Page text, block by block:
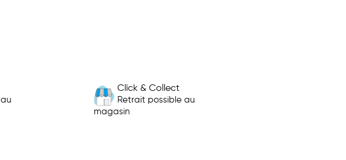
Click & Collect
Retrait possible au
magasin